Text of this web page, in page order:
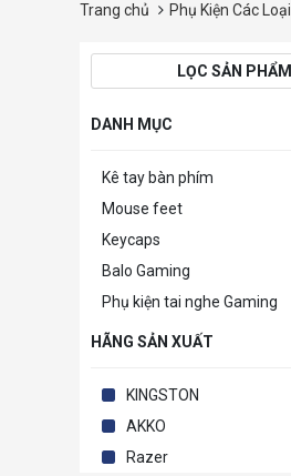
Trang chủ Phụ Kiện Các Loại
LỌC SẢN PHẨM
DANH MỤC
Kê tay bàn phím
Mouse feet
Keycaps
Balo Gaming
Phụ kiện tai nghe Gaming
HÃNG SẢN XUẤT
KINGSTON
AKKO
Razer